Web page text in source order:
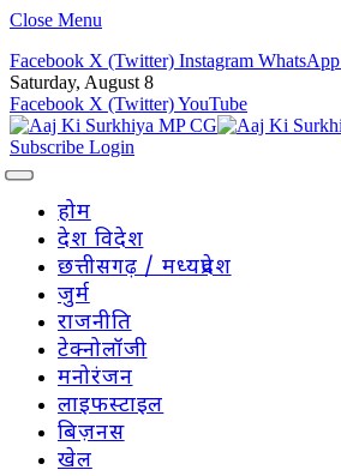
Close Menu
Facebook X (Twitter) Instagram WhatsApp
Saturday, August 8
Facebook X (Twitter)YouTube
Subscribe Login
होम
देश विदेश
छत्तीसगढ़ / मध्यप्रदेश
जुर्म
राजनीति
टेक्नोलॉजी
मनोरंजन
लाइफस्टाइल
बिज़नस
खेल